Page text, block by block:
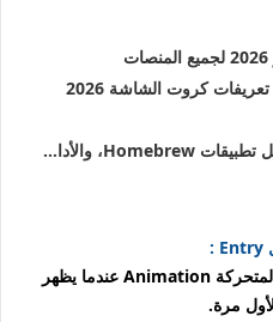
كروت الشاشة 2026
Entry
:
يشير الإدخال إلى حالة الرسوم المتحركة Animation عندما يظهر
مرة.